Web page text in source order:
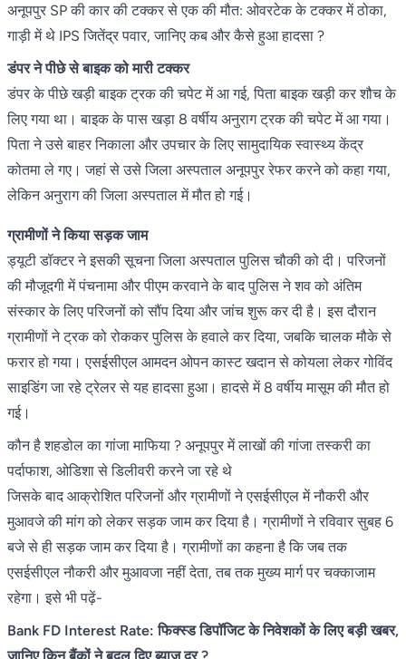
अनूपपुर SP की कार की टक्कर से एक की मौत: ओवरटेक के टक्कर में ठोका,
गाड़ी में थे IPS जितेंद्र पवार, जानिए कब और कैसे हुआ हादसा ?
डंपर ने पीछे से बाइक को मारी टक्कर
डंपर के पीछे खड़ी बाइक ट्रक की चपेट में आ गई, पिता बाइक खड़ी कर शौच के
लिए गया था। बाइक के पास खड़ा 8 वर्षीय अनुराग ट्रक की चपेट में आ गया।
पिता ने उसे बाहर निकाला और उपचार के लिए सामुदायिक स्वास्थ्य केंद्र
कोतमा ले गए। जहां से उसे जिला अस्पताल अनूपपुर रेफर करने को कहा गया,
लेकिन अनुराग की जिला अस्पताल में मौत हो गई।
ग्रामीणों ने किया सड़क जाम
ड्यूटी डॉक्टर ने इसकी सूचना जिला अस्पताल पुलिस चौकी को दी। परिजनों
की मौजूदगी में पंचनामा और पीएम करवाने के बाद पुलिस ने शव को अंतिम
संस्कार के लिए परिजनों को सौंप दिया और जांच शुरू कर दी है। इस दौरान
ग्रामीणों ने ट्रक को रोककर पुलिस के हवाले कर दिया, जबकि चालक मौके से
फरार हो गया। एसईसीएल आमदन ओपन कास्ट खदान से कोयला लेकर गोविंद
साइडिंग जा रहे ट्रेलर से यह हादसा हुआ। हादसे में 8 वर्षीय मासूम की मौत हो
गई।
कौन है शहडोल का गांजा माफिया ? अनूपपुर में लाखों की गांजा तस्करी का
पर्दाफाश, ओडिशा से डिलीवरी करने जा रहे थे
जिसके बाद आक्रोशित परिजनों और ग्रामीणों ने एसईसीएल में नौकरी और
मुआवजे की मांग को लेकर सड़क जाम कर दिया है। ग्रामीणों ने रविवार सुबह 6
बजे से ही सड़क जाम कर दिया है। ग्रामीणों का कहना है कि जब तक
एसईसीएल नौकरी और मुआवजा नहीं देता, तब तक मुख्य मार्ग पर चक्काजाम
रहेगा। इसे भी पढ़ें-
Bank FD Interest Rate: फिक्स्ड डिपॉजिट के निवेशकों के लिए बड़ी खबर,